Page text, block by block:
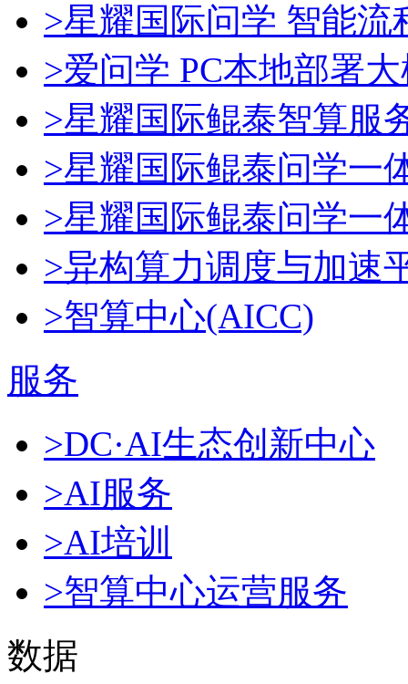
>星耀国际问学 智能流
>爱问学 PC本地部署
>星耀国际鲲泰智算服
>星耀国际鲲泰问学一
>星耀国际鲲泰问学一
>异构算力调度与加速
>智算中心(AICC)
服务
>DC·AI生态创新中心
>AI服务
>AI培训
>智算中心运营服务
数据